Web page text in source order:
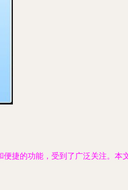
捷的功能，受到了广泛关注。本